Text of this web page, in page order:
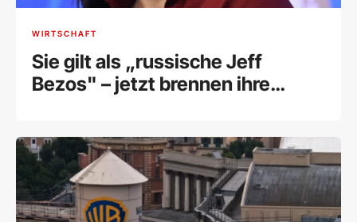
WIRTSCHAFT
Sie gilt als „russische Jeff
Bezos" – jetzt brennen ihre